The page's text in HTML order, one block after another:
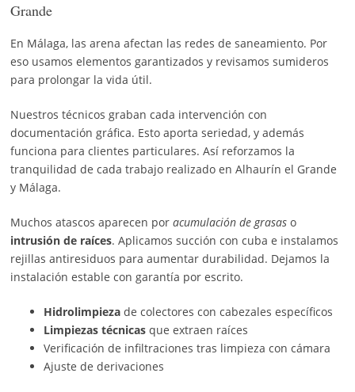
Grande
En Málaga, las arena afectan las redes de saneamiento. Por
eso usamos elementos garantizados y revisamos sumideros
para prolongar la vida útil.
Nuestros técnicos graban cada intervención con
documentación gráfica. Esto aporta seriedad, y además
funciona para clientes particulares. Así reforzamos la
tranquilidad de cada trabajo realizado en Alhaurín el Grande
y Málaga.
Muchos atascos aparecen por acumulación de grasaso
intrusión de raíces. Aplicamos succión con cuba e instalamos
rejillas antiresiduos para aumentar durabilidad. Dejamos la
instalación estable con garantía por escrito.
Hidrolimpiezade colectores con cabezales específicos
Limpiezas técnicasque extraen raíces
Verificación de infiltraciones tras limpieza con cámara
Ajuste de derivaciones